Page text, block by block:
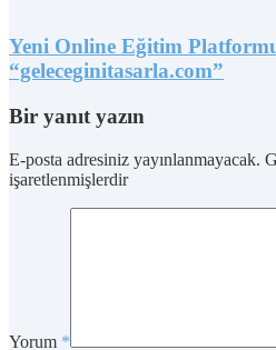
Yeni Online Eğitim
“geleceginitasarla.com”
Bir yanıt yazın
E-posta adresiniz yayınlanmayacak.
işaretlenmişlerdir
Yorum *